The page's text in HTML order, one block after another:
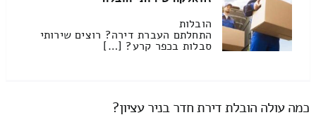
הובלות
התחלתם העברת דירה? רוצים שירותי
סבלות בכפר קרע? […]
כמה עולה הובלת דירת חדר בניר עציון?